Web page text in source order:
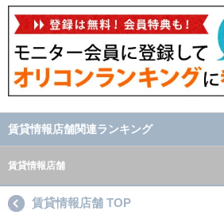
賃貸情報店舗関連ランキング
賃貸情報店舗
賃貸情報店舗 TOP